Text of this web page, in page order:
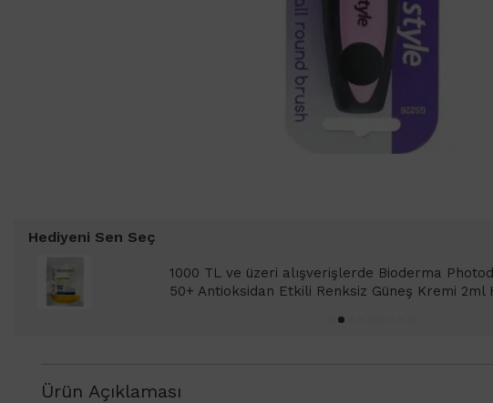
Hediyeni Sen Seç
1000 TL ve üzeri alışverişlerinizde Bioderma
SPF 50+ Antioksidan Renkli Güneş Kremi Light 2ml
Ürün Açıklaması